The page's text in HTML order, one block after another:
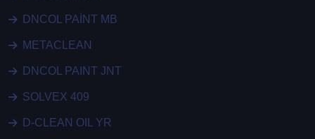
DNCOL PAİNT MB
METACLEAN
DNCOL PAINT JNT
SOLVEX 409
D-CLEAN OIL YR